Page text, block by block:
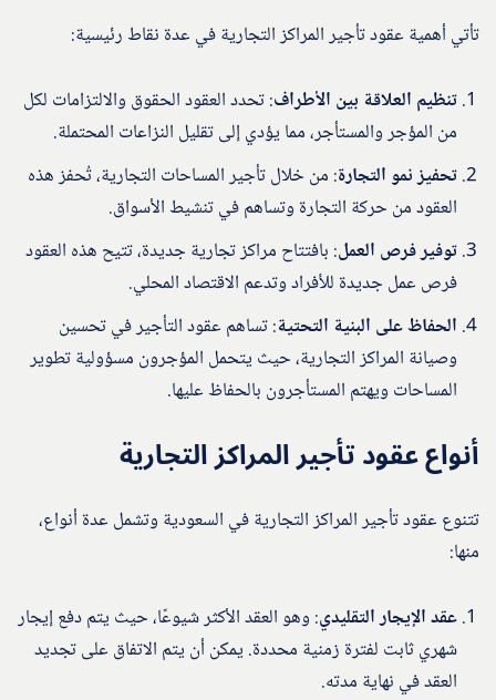
تأتي أهمية عقود تأجير المراكز التجارية في عدة نقاط رئيسية:
تنظيم العلاقة بين الأطراف: تحدد العقود الحقوق والالتزامات لكل
من المؤجر والمستأجر، مما يؤدي إلى تقليل النزاعات المحتملة.
تحفيز نمو التجارة: من خلال تأجير المساحات التجارية، تُحفز هذه
العقود من حركة التجارة وتساهم في تنشيط الأسواق.
توفير فرص العمل: بافتتاح مراكز تجارية جديدة، تتيح هذه العقود
فرص عمل جديدة للأفراد وتدعم الاقتصاد المحلي.
الحفاظ على البنية التحتية: تساهم عقود التأجير في تحسين
وصيانة المراكز التجارية، حيث يتحمل المؤجرون مسؤولية تطوير
المساحات ويهتم المستأجرون بالحفاظ عليها.
أنواع عقود تأجير المراكز التجارية
تتنوع عقود تأجير المراكز التجارية في السعودية وتشمل عدة أنواع،
منها:
عقد الإيجار التقليدي: وهو العقد الأكثر شيوعًا، حيث يتم دفع إيجار
شهري ثابت لفترة زمنية محددة. يمكن أن يتم الاتفاق على تجديد
العقد في نهاية مدته.